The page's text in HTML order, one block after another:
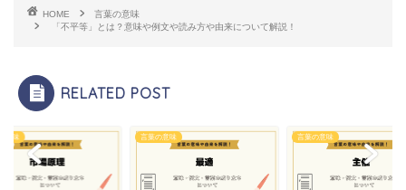
HOME
言葉の意味
「不平等」とは？意味や例文や読み方や由来について解説！
RELATED POST
意味 言葉の意味 言葉の意味